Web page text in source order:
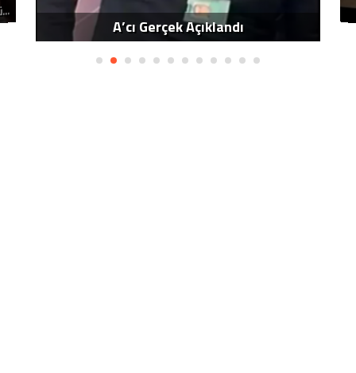
ızılcık Şerbeti oyuncumuzun gercek o’lüm nedeni başka çıktı.
A’cı Gerçek Açıklandı